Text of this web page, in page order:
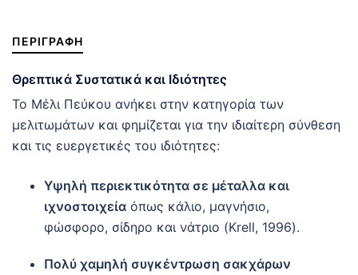
ΠΕΡΙΓΡΑΦΉ
Θρεπτικά Συστατικά και Ιδιότητες
Το Μέλι Πεύκου ανήκει στην κατηγορία των
μελιτωμάτων και φημίζεται για την ιδιαίτερη σύνθεση
και τις ευεργετικές του ιδιότητες:
Υψηλή περιεκτικότητα σε μέταλλα και
ιχνοστοιχεία όπως κάλιο, μαγνήσιο,
φώσφορο, σίδηρο και νάτριο (Krell, 1996).
Πολύ χαμηλή συγκέντρωση σακχάρων